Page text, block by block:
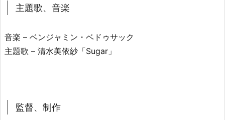
主題歌、音楽
音楽 – ベンジャミン・ベドゥサック
主題歌 – 清水美依紗「Sugar」
監督、制作